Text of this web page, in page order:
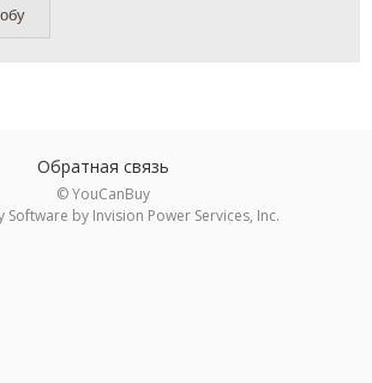
Обратная связь
© YouCanBuy
Software by Invision Power Services, Inc.